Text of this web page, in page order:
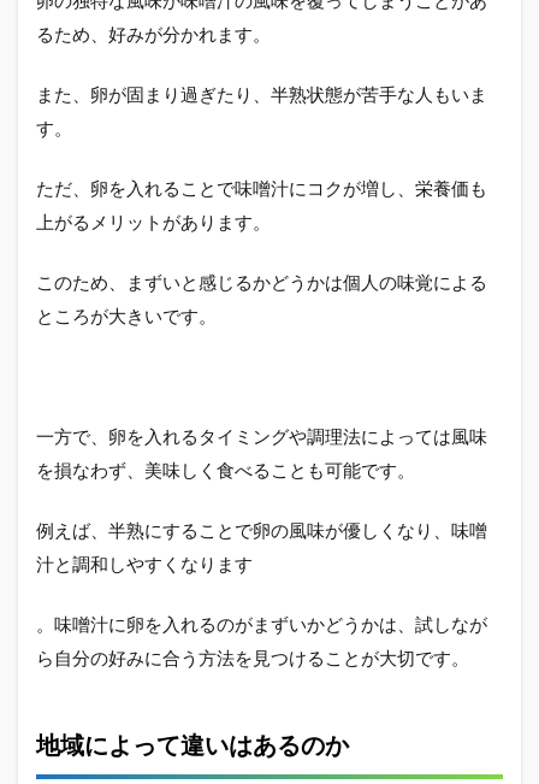
卵
あ
え
い
い
意
見
を
2.1
栄養
の利
点
おす
すめ
の入
卵に
るため、好みが分かれます。
また、卵が固まり過ぎたり、半熟状態が苦手な人もいま
す。
ただ、卵を入れることで味噌汁にコクが増し、栄養価も
上がるメリットがあります。
このため、まずいと感じるかどうかは個人の味覚による
ところが大きいです。
一方で、卵を入れるタイミングや調理法によっては風味
を損なわず、美味しく食べることも可能です。
例えば、半熟にすることで卵の風味が優しくなり、味噌
汁と調和しやすくなります
。味噌汁に卵を入れるのがまずいかどうかは、試しなが
ら自分の好みに合う方法を見つけることが大切です。
地域によって違いはあるのか